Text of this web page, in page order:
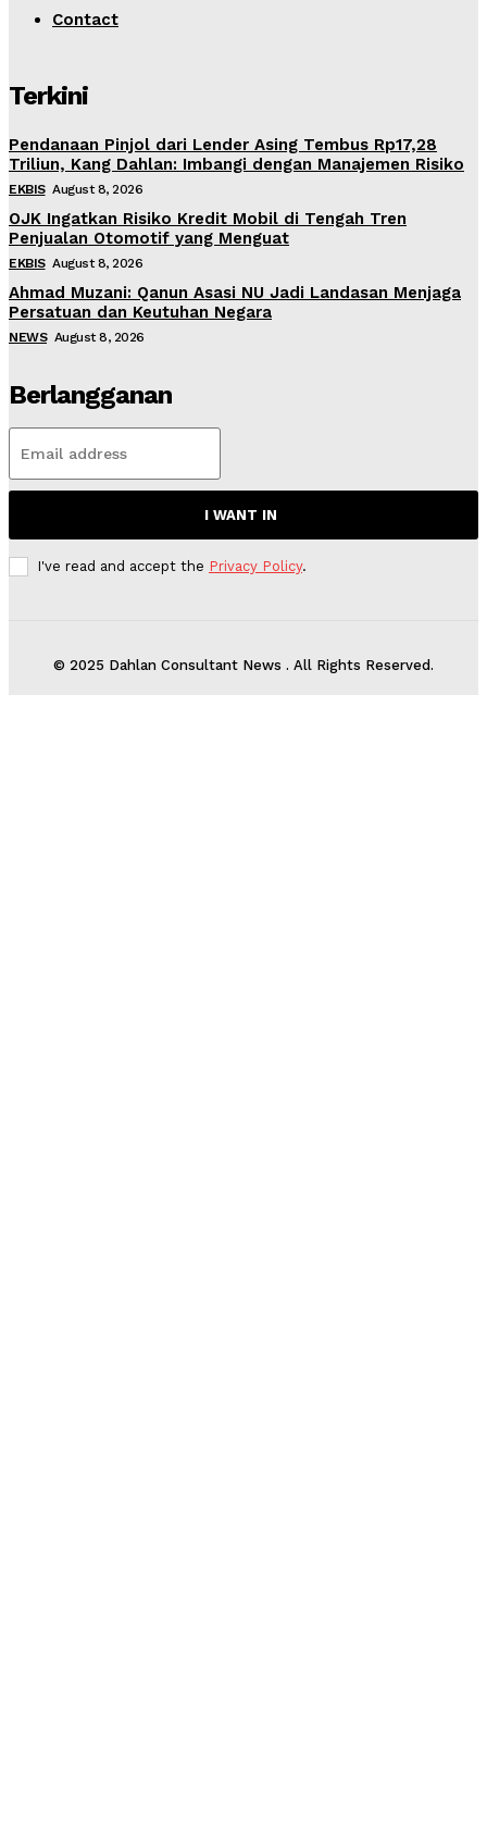
Contact
Terkini
Pendanaan Pinjol dari Lender Asing Tembus Rp17,28
Triliun, Kang Dahlan: Imbangi dengan Manajemen Risiko
EKBIS August 8, 2026
OJK Ingatkan Risiko Kredit Mobil di Tengah Tren
Penjualan Otomotif yang Menguat
EKBIS August 8, 2026
Ahmad Muzani: Qanun Asasi NU Jadi Landasan Menjaga
Persatuan dan Keutuhan Negara
NEWS August 8, 2026
Berlangganan
I WANT IN
I've read and accept the Privacy Policy.
© 2025 Dahlan Consultant News . All Rights Reserved.